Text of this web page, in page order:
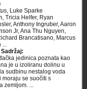
Luke Sparke
Tricia Helfer, Ryan
Anthony Ingruber, Aaron
Jr, Ana Thu Nguyen,
Brancatisano, Marcus
...
Sadržaj:
jedinica poznata kao
je u izoliranu dolinu u
sudbinu nestalog voda
moraju se suočiti s
zemljom. ...